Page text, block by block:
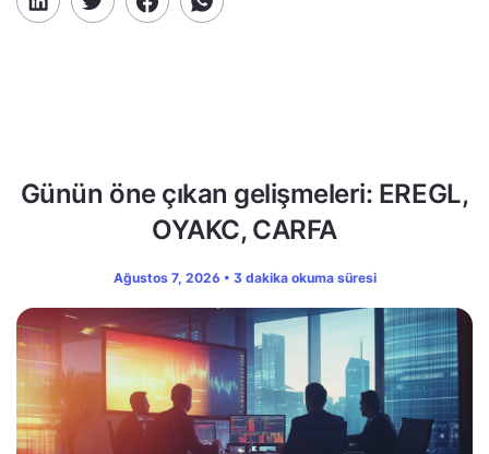
Günün öne çıkan gelişmeleri: EREGL,
OYAKC, CARFA
Ağustos 7, 2026 • 3 dakika okuma süresi